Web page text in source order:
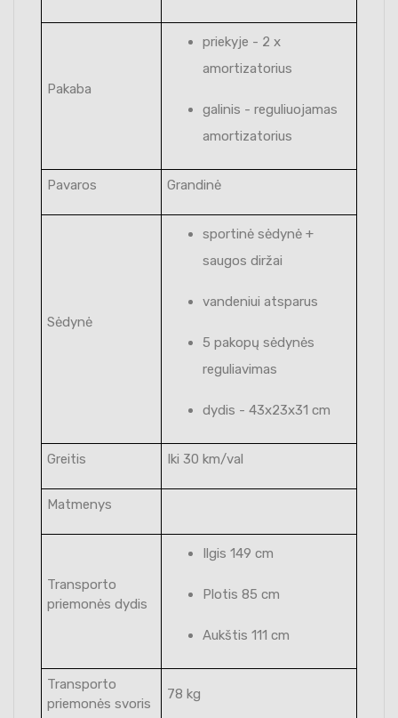
Pakaba
priekyje - 2 x
amortizatorius
galinis - reguliuojamas
amortizatorius
Pavaros Grandinė
Sėdynė
sportinė sėdynė +
saugos diržai
vandeniui atsparus
5 pakopų sėdynės
reguliavimas
dydis - 43x23x31 cm
Greitis Iki 30 km/val
Matmenys
Transporto
priemonės dydis
Ilgis 149 cm
Plotis 85 cm
Aukštis 111 cm
Transporto
priemonės svoris
78 kg